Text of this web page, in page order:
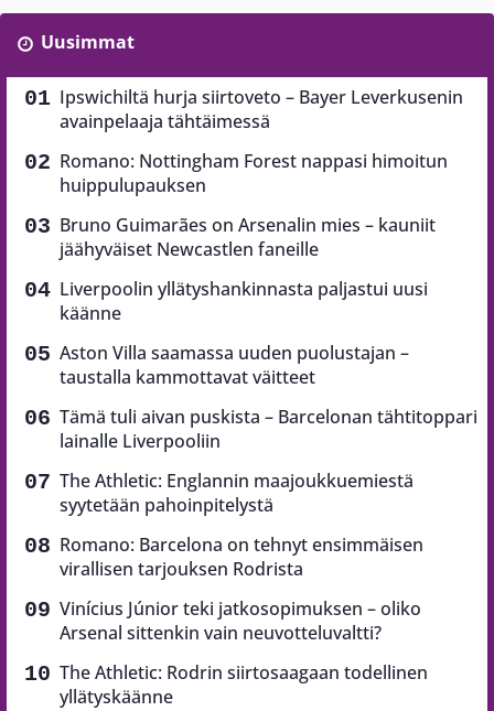
Uusimmat
Ipswichiltä hurja siirtoveto – Bayer Leverkusenin
avainpelaaja tähtäimessä
Romano: Nottingham Forest nappasi himoitun
huippulupauksen
Bruno Guimarães on Arsenalin mies – kauniit
jäähyväiset Newcastlen faneille
Liverpoolin yllätyshankinnasta paljastui uusi
käänne
Aston Villa saamassa uuden puolustajan –
taustalla kammottavat väitteet
Tämä tuli aivan puskista – Barcelonan tähtitoppari
lainalle Liverpooliin
The Athletic: Englannin maajoukkuemiestä
syytetään pahoinpitelystä
Romano: Barcelona on tehnyt ensimmäisen
virallisen tarjouksen Rodrista
Vinícius Júnior teki jatkosopimuksen – oliko
Arsenal sittenkin vain neuvotteluvaltti?
The Athletic: Rodrin siirtosaagaan todellinen
yllätyskäänne